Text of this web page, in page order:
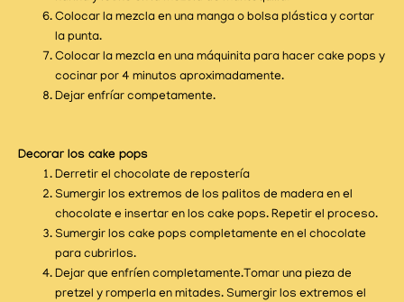
Colocar la mezcla en una manga o bolsa plástica y cortar
la punta.
Colocar la mezcla en una máquinita para hacer cake pops y
cocinar por 4 minutos aproximadamente.
Dejar enfríar competamente.
Decorar los cake pops
Derretir el chocolate de repostería
Sumergir los extremos de los palitos de madera en el
chocolate e insertar en los cake pops. Repetir el proceso.
Sumergir los cake pops completamente en el chocolate
para cubrirlos.
Dejar que enfríen completamente.Tomar una pieza de
pretzel y romperla en mitades. Sumergir los extremos el